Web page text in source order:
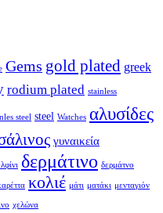
Gems gold plated greek
rodium plated stainless
steel steel Watches αλυσίδες
γυναικεία
δερμάτινο δερμάτνο
κολιέ μάτι ματάκι μενταγιόν
χελώνα